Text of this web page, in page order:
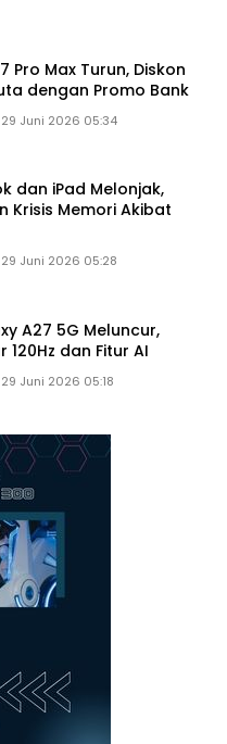
Pro Max Turun, Diskon
dengan Promo Bank
29 Juni 2026 05:34
dan iPad Melonjak,
Krisis Memori Akibat
29 Juni 2026 05:28
A27 5G Meluncur,
120Hz dan Fitur AI
Juni 2026 05:18